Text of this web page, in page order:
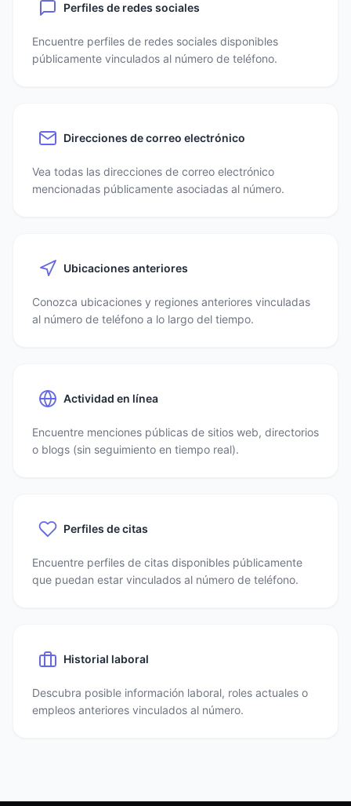
Perfiles de redes sociales
Encuentre perfiles de redes sociales disponibles
públicamente vinculados al número de teléfono.
Direcciones de correo electrónico
Vea todas las direcciones de correo electrónico
mencionadas públicamente asociadas al número.
Ubicaciones anteriores
Conozca ubicaciones y regiones anteriores vinculadas
al número de teléfono a lo largo del tiempo.
Actividad en línea
Encuentre menciones públicas de sitios web, directorios
o blogs (sin seguimiento en tiempo real).
Perfiles de citas
Encuentre perfiles de citas disponibles públicamente
que puedan estar vinculados al número de teléfono.
Historial laboral
Descubra posible información laboral, roles actuales o
empleos anteriores vinculados al número.